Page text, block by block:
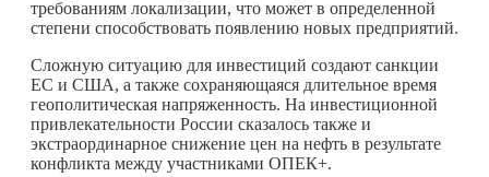
требованиям локализации, что может в определенной
степени способствовать появлению новых предприятий.
Сложную ситуацию для инвестиций создают санкции
ЕС и США, а также сохраняющаяся длительное время
геополитическая напряженность. На инвестиционной
привлекательности России сказалось также и
экстраординарное снижение цен на нефть в результате
конфликта между участниками ОПЕК+.